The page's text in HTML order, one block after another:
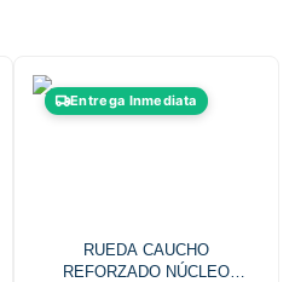
Entrega Inmediata
RUEDA CAUCHO
REFORZADO NÚCLEO